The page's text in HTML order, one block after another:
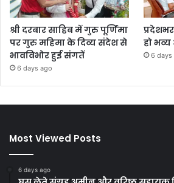
श्री दरबार साहिब में गुरु पूर्णिमा
पर गुरु महिमा के दिव्य संदेश से
भावविभोर हुई संगतें
6 days ago
हो
6 days
Most Viewed Posts
6 days ago